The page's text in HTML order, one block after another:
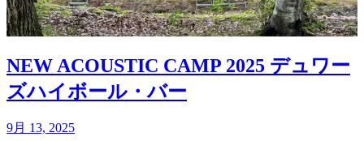
NEW ACOUSTIC CAMP 2025 デュワー
ズハイボール・バー
9月 13, 2025